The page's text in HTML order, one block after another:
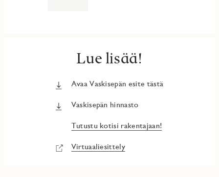
Lue lisää!
Avaa Vaskisepän esite tästä
Vaskisepän hinnasto
Tutustu kotisi rakentajaan!
Virtuaaliesittely